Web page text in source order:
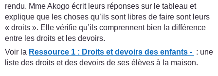
rendu. Mme Akogo écrit leurs réponses sur le tableau et
explique que les choses qu’ils sont libres de faire sont leurs
« droits ». Elle vérifie qu’ils comprennent bien la différence
entre les droits et les devoirs.
Voir la Ressource 1 : Droits et devoirs des enfants - : une
liste des droits et des devoirs de ses élèves à la maison.